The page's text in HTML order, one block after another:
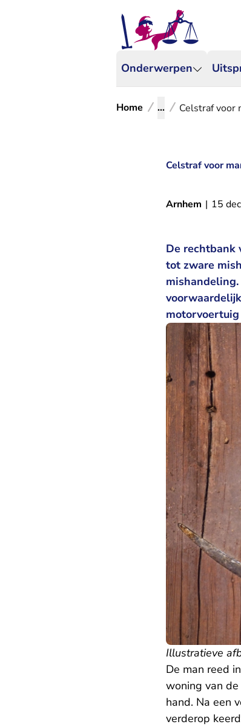
Onderwerpen
Home ... Celstraf voor
Celstraf voor
Arnhem | 15
De rechtbank
tot zware
Illustratieve
De man reed
woning van
hand. Na een
verderop